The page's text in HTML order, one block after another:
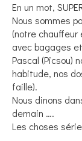
En un mot,
Nous sommes
(notre chauffeur
avec bagages
Pascal (Picsou)
habitude, nos
faille).
Nous dinons
demain ….
Les choses